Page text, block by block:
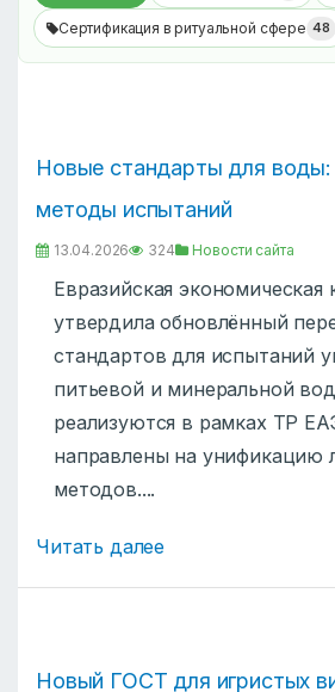
Сертификация в ритуальной сфере 48
Новые стандарты для
методы испытаний
13.04.2026 324 Новости сайта
Евразийская экономическая
утвердила обновлённый
стандартов для испытаний
питьевой и минеральной
реализуются в рамках ТР
направлены на унификацию
методов....
Читать далее
Новый ГОСТ для игристых